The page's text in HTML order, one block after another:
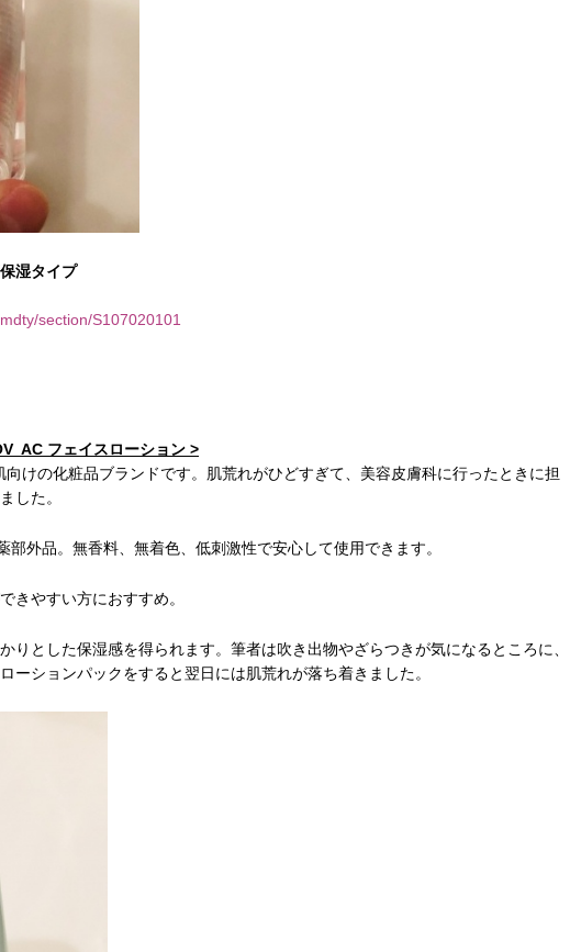
湿タイプ
section/S107020101
AC フェイスローション >
けの化粧品ブランドです。肌荒れがひどすぎて、美容皮膚科に行ったときに担
した。
部外品。無香料、無着色、低刺激性で安心して使用できます。
きやすい方におすすめ。
りとした保湿感を得られます。筆者は吹き出物やざらつきが気になるところに、
ーションパックをすると翌日には肌荒れが落ち着きました。